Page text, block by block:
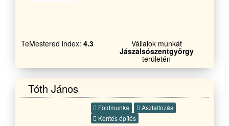
TeMestered index: 4.3 Vállalok munkát
Jászalsószentgyörgy
területén
Tóth János
Földmunka
Aszfaltozás
Kerítés építés